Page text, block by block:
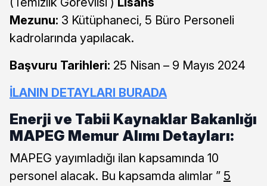
Mezunu: 3 Kütüphaneci, 5 Büro Personeli
kadrolarında yapılacak.
Başvuru Tarihleri: 25 Nisan – 9 Mayıs 2024
İLANIN DETAYLARI BURADA
Enerji ve Tabii Kaynaklar Bakanlığı
MAPEG Memur Alımı Detayları:
MAPEG yayımladığı ilan kapsamında 10
personel alacak. Bu kapsamda alımlar ” 5